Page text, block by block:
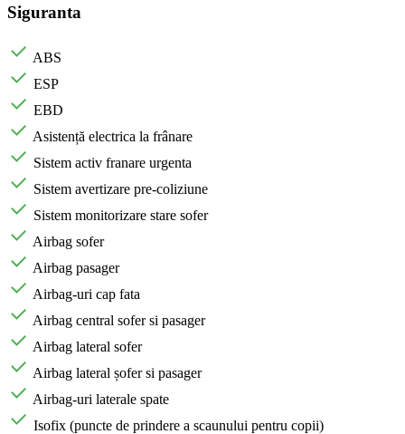
Siguranta
ABS
ESP
EBD
Asistență electrica la frânare
Sistem activ franare urgenta
Sistem avertizare pre-coliziune
Sistem monitorizare stare sofer
Airbag sofer
Airbag pasager
Airbag-uri cap fata
Airbag central sofer si pasager
Airbag lateral sofer
Airbag lateral șofer si pasager
Airbag-uri laterale spate
Isofix (puncte de prindere a scaunului pentru copii)